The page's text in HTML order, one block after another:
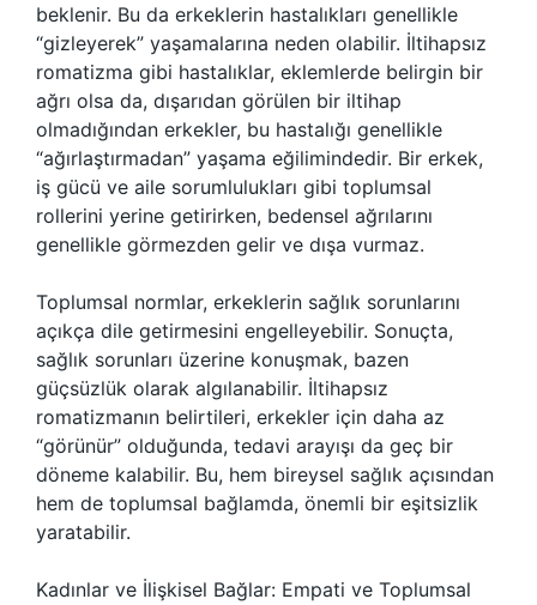
beklenir. Bu da erkeklerin hastalıkları genellikle
“gizleyerek” yaşamalarına neden olabilir. İltihapsız
romatizma gibi hastalıklar, eklemlerde belirgin bir
ağrı olsa da, dışarıdan görülen bir iltihap
olmadığından erkekler, bu hastalığı genellikle
“ağırlaştırmadan” yaşama eğilimindedir. Bir erkek,
iş gücü ve aile sorumlulukları gibi toplumsal
rollerini yerine getirirken, bedensel ağrılarını
genellikle görmezden gelir ve dışa vurmaz.
Toplumsal normlar, erkeklerin sağlık sorunlarını
açıkça dile getirmesini engelleyebilir. Sonuçta,
sağlık sorunları üzerine konuşmak, bazen
güçsüzlük olarak algılanabilir. İltihapsız
romatizmanın belirtileri, erkekler için daha az
“görünür” olduğunda, tedavi arayışı da geç bir
döneme kalabilir. Bu, hem bireysel sağlık açısından
hem de toplumsal bağlamda, önemli bir eşitsizlik
yaratabilir.
Kadınlar ve İlişkisel Bağlar: Empati ve Toplumsal